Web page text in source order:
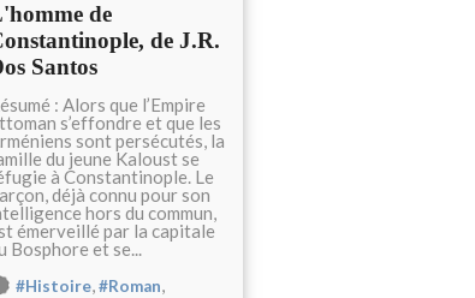
de
de J.R.
Santos
: Alors que l’Empire
s’effondre et que les
sont persécutés, la
du jeune Kaloust se
à Constantinople. Le
déjà connu pour son
hors du commun,
émerveillé par la capitale
Bosphore et se...
#Histoire,#Roman,